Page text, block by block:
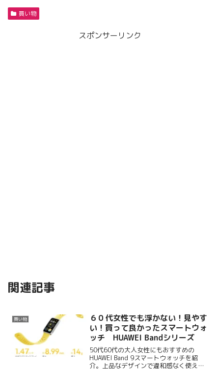
買い物
スポンサーリンク
関連記事
買い物
６０代女性でも浮かない！見やす
い！買って良かったスマートウォ
ッチ HUAWEI Bandシリーズ
50代60代の大人女性にもおすすめの
HUAWEI Band 9スマートウォッチを紹
介。上品なデザインで違和感なく使え